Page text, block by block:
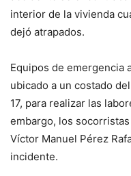
interior de la vivienda
dejó atrapados.
Equipos de emergencia
ubicado a un costado
17, para realizar las
embargo, los
Víctor Manuel Pérez
incidente.